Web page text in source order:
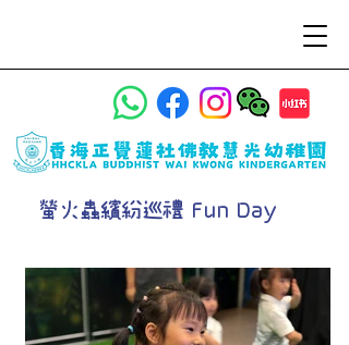
螢火蟲繽紛巡禮 Fun Day